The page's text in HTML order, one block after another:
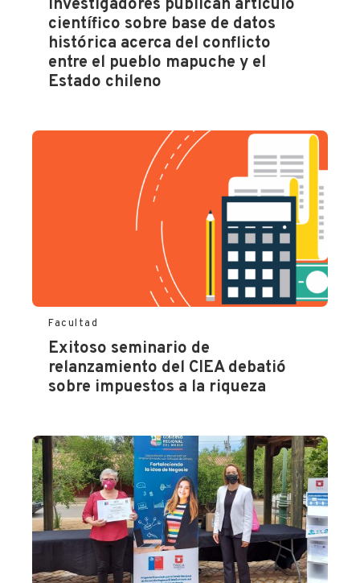
Investigadores publican artículo
científico sobre base de datos
histórica acerca del conflicto
entre el pueblo mapuche y el
Estado chileno
Facultad
Exitoso seminario de
relanzamiento del CIEA debatió
sobre impuestos a la riqueza